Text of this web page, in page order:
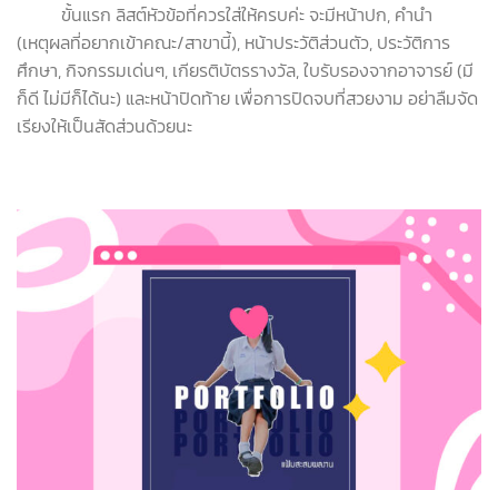
ขั้นแรก ลิสต์หัวข้อที่ควรใส่ให้ครบค่ะ จะมีหน้าปก, คำนำ
(เหตุผลที่อยากเข้าคณะ/สาขานี้), หน้าประวัติส่วนตัว, ประวัติการ
ศึกษา, กิจกรรมเด่นๆ, เกียรติบัตรรางวัล, ใบรับรองจากอาจารย์ (มี
ก็ดี ไม่มีก็ได้นะ) และหน้าปิดท้าย เพื่อการปิดจบที่สวยงาม อย่าลืมจัด
เรียงให้เป็นสัดส่วนด้วยนะ